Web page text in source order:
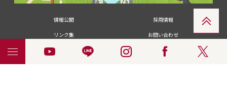
情報公開
採用情報
リンク集
お問い合わせ
メディアの皆さま
卒業生の皆さま